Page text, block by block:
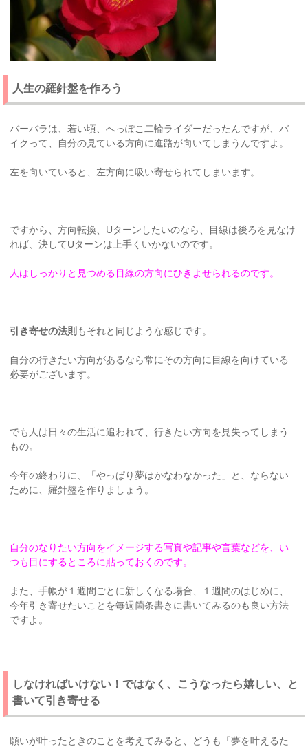
人生の羅針盤を作ろう
バーバラは、若い頃、へっぽこ二輪ライダーだったんですが、バ
イクって、自分の見ている方向に進路が向いてしまうんですよ。
左を向いていると、左方向に吸い寄せられてしまいます。
ですから、方向転換、Uターンしたいのなら、目線は後ろを見なけ
れば、決してUターンは上手くいかないのです。
人はしっかりと見つめる目線の方向にひきよせられるのです。
引き寄せの法則 もそれと同じような感じです。
自分の行きたい方向があるなら常にその方向に目線を向けている
必要がございます。
でも人は日々の生活に追われて、行きたい方向を見失ってしまう
もの。
今年の終わりに、「やっぱり夢はかなわなかった」と、ならない
ために、羅針盤を作りましょう。
自分のなりたい方向をイメージする写真や記事や言葉などを、い
つも目にするところに貼っておくのです。
また、手帳が１週間ごとに新しくなる場合、１週間のはじめに、
今年引き寄せたいことを毎週箇条書きに書いてみるのも良い方法
ですよ。
しなければいけない！ではなく、こうなったら嬉しい、と
書いて引き寄せる
願いが叶ったときのことを考えてみると、どうも「夢を叶えるた